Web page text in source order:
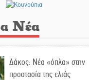
Νέα
Δάκος: Νέα «όπλα» στην
προστασία της ελιάς